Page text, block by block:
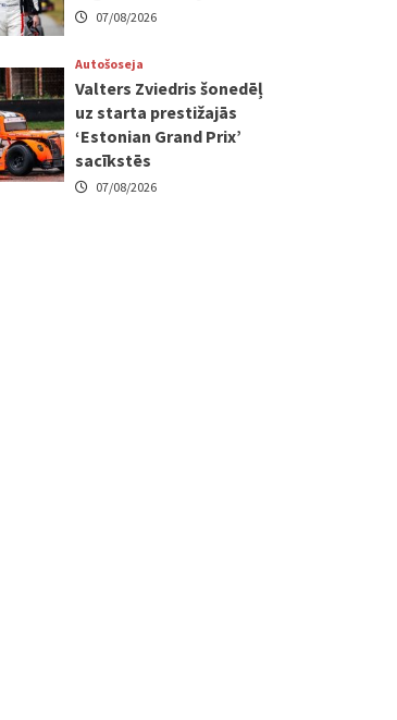
07/08/2026
Autošoseja
Valters Zviedris šonedēļ
uz starta prestižajās
‘Estonian Grand Prix’
sacīkstēs
07/08/2026